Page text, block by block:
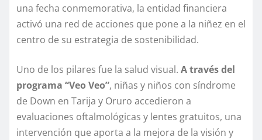
una fecha conmemorativa, la entidad financiera
activó una red de acciones que pone a la niñez en el
centro de su estrategia de sostenibilidad.
Uno de los pilares fue la salud visual. A través del
programa “Veo Veo”, niñas y niños con síndrome
de Down en Tarija y Oruro accedieron a
evaluaciones oftalmológicas y lentes gratuitos, una
intervención que aporta a la mejora de la visión y